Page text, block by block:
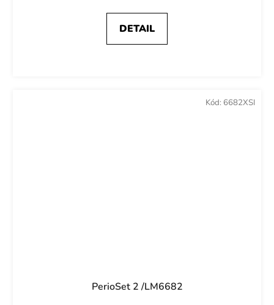
DETAIL
PerioSet 2 /LM6682
Kód: 6682XSI